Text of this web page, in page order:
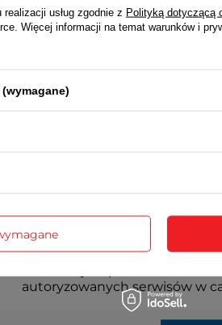
autoryzowanych serwisów w
usług zgodnie z Polityką dotyczącą
Więcej informacji na temat warunków i